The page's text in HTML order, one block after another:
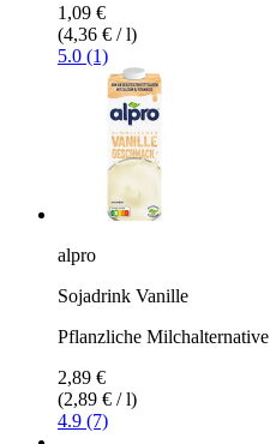
1,09 €
(4,36 € / l)
5.0 (1)
alpro
Sojadrink Vanille
Pflanzliche Milchalternative
2,89 €
(2,89 € / l)
4.9 (7)